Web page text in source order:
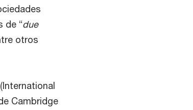
de “due
otros
Cambridge